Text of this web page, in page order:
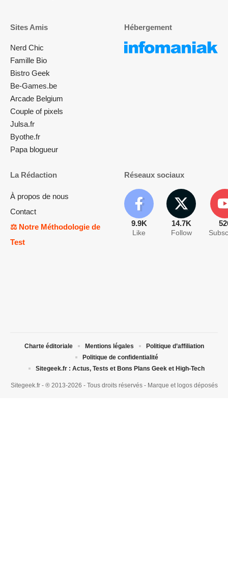
Sites Amis
Nerd Chic
Famille Bio
Bistro Geek
Be-Games.be
Arcade Belgium
Couple of pixels
Julsa.fr
Byothe.fr
Papa blogueur
Hébergement
La Rédaction
À propos de nous
Contact
⚖️ Notre Méthodologie de
Test
Réseaux sociaux
9.9K
Like
14.7K
Follow
Sitegeek.fr - ® 2013-2026 - Tous droits réservés - Marque et logos déposés
Charte éditoriale Mentions légales
Politique d’affiliation
Politique de confidentialité
Sitegeek.fr : Actus, Tests et Bons Plans Geek et High-Tech